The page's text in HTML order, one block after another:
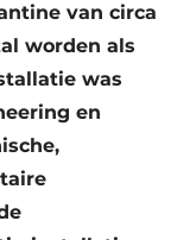
van circa
worden als
was
en